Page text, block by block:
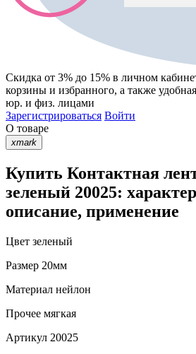
Скидка от 3% до 15% в личном
корзины и избранного, а также
юр. и физ. лицами
Зарегистрироваться Войти
О товаре
xmark
Купить Контактная
зеленый 20025:
описание, применение
Цвет зеленый
Размер 20мм
Материал нейлон
Прочее мягкая
Артикул 20025